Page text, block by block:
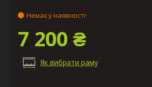
Немає у наявності
7 200 ₴
Як вибрати раму